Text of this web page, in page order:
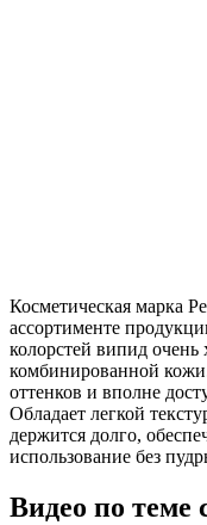
Косметическая марка
ассортименте
колорстей випид
комбинированной
оттенков и вполне
Обладает легкой
держится долго,
использование без
Видео по теме